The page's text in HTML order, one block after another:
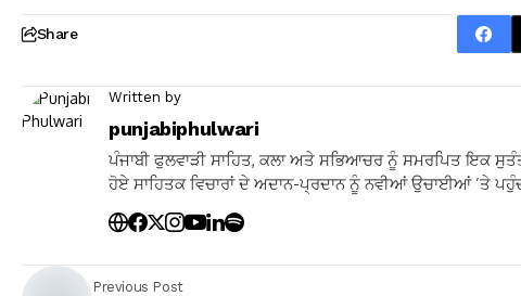
Share
Written by
punjabiphulwari
ਪੰਜਾਬੀ ਫੁਲਵਾੜੀ ਸਾਹਿਤ, ਕਲਾ ਅਤੇ ਸਭਿਆਚਰ ਨੂੰ ਸਮਰਪਿਤ ਇਕ
ਹੋਏ ਸਾਹਿਤਕ ਵਿਚਾਰਾਂ ਦੇ ਅਦਾਨ-ਪ੍ਰਦਾਨ ਨੂੰ ਨਵੀਆਂ ਉਚਾਈਆਂ ’ਤੇ
Previous Post